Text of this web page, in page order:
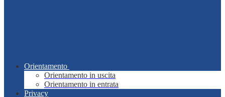
Orientamento
Orientamento in uscita
Orientamento in entrata
Privacy